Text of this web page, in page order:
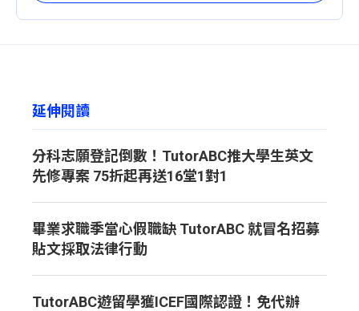
延伸閱讀
分科志願登記倒數！TutorABC推大學生英文
先修專案 75折起再送16堂1對1
畢業求職季當心假職缺 TutorABC 就冒名招募
貼文採取法律行動
TutorABC遊留學獲ICEF國際認證！免代辦